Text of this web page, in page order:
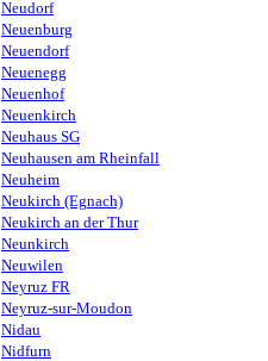
Neudorf
Neuenburg
Neuendorf
Neuenegg
Neuenhof
Neuenkirch
Neuhaus SG
Neuhausen am Rheinfall
Neuheim
Neukirch (Egnach)
Neukirch an der Thur
Neunkirch
Neuwilen
Neyruz FR
Neyruz-sur-Moudon
Nidau
Nidfurn